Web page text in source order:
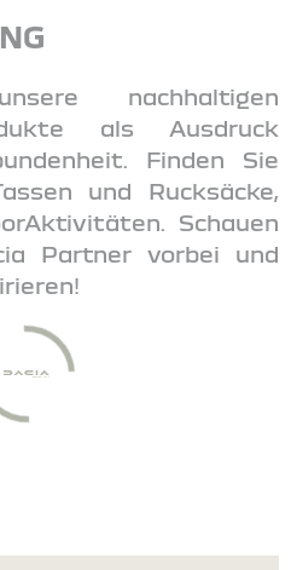
nachhaltigen
als Ausdruck
Finden Sie
und Rucksäcke,
Schauen
Partner vorbei und